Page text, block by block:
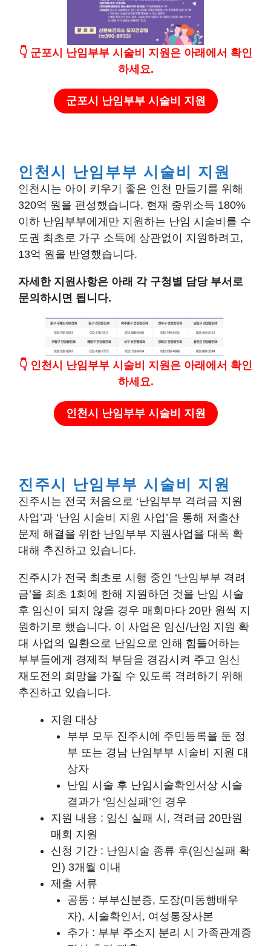
👇 군포시 난임부부 시술비 지원 은 아래에서 확인
하세요.
군포시 난임부부 시술비 지원
인천시 난임부부 시술비 지원
인천시는 아이 키우기 좋은 인천 만들기를 위해
320억 원을 편성했습니다. 현재 중위소득 180%
이하 난임부부에게만 지원하는 난임 시술비를 수
도권 최초로 가구 소득에 상관없이 지원하려고,
13억 원을 반영했습니다.
자세한 지원사항은 아래 각 구청별 담당 부서로
문의하시면 됩니다.
👇 인천시 난임부부 시술비 지원 은 아래에서 확인
하세요.
인천시 난임부부 시술비 지원
진주시 난임부부 시술비 지원
진주시는 전국 처음으로 ‘난임부부 격려금 지원
사업’과 ‘난임 시술비 지원 사업’을 통해 저출산
문제 해결을 위한 난임부부 지원사업을 대폭 확
대해 추진하고 있습니다.
진주시가 전국 최초로 시행 중인 ‘난임부부 격려
금’을 최초 1회에 한해 지원하던 것을 난임 시술
후 임신이 되지 않을 경우 매회마다 20만 원씩 지
원하기로 했습니다. 이 사업은 임신/난임 지원 확
대 사업의 일환으로 난임으로 인해 힘들어하는
부부들에게 경제적 부담을 경감시켜 주고 임신
재도전의 희망을 가질 수 있도록 격려하기 위해
추진하고 있습니다.
지원 대상
부부 모두 진주시에 주민등록을 둔 정
부 또는 경남 난임부부 시술비 지원 대
상자
난임 시술 후 난임시술확인서상 시술
결과가 ‘임신실패’인 경우
지원 내용 : 임신 실패 시, 격려금 20만원
매회 지원
신청 기간 : 난임시술 종류 후(임신실패 확
인) 3개월 이내
제출 서류
공통 : 부부신분증, 도장(미동행배우
자), 시술확인서, 여성통장사본
추가 : 부부 주소지 분리 시 가족관계증